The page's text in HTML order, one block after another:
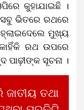
କୁହାଯାଇଛି ।
ଭିତରେ ରଥରେ
ମୁଖ୍ୟ
ରଥ ଉପରେ
ସୂଚନା ।
ତଥା